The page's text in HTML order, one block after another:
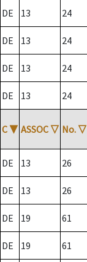
DE
13 24
DE 13 24
DE 13 24
DE 13 24
C ▼ ASSOC ▽ No. ▽
DE 13 26
DE 13 26
DE 19 61
DE 19 61